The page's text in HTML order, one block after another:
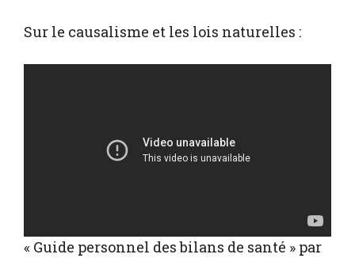
Sur le causalisme et les lois naturelles :
« Guide personnel des bilans de santé » par